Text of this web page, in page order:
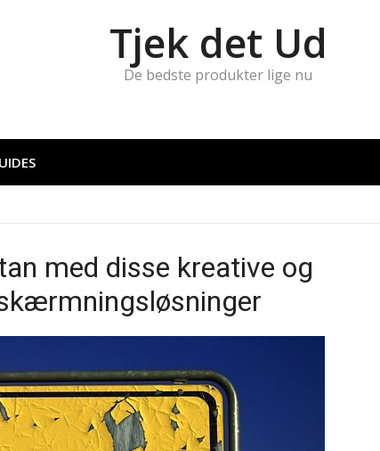
Tjek det Ud
De bedste produkter lige nu
med disse kreative og